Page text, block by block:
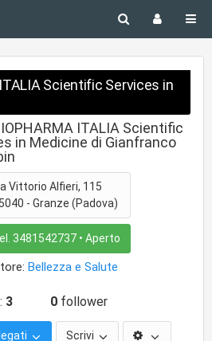
Scientific Services in
ITALIA Scientific
in Medicine di Gianfranco
Vittorio Alfieri, 115
- Granze (Padova)
3481542737 • Aperto
Bellezza e Salute
3 0 follower
Scrivi